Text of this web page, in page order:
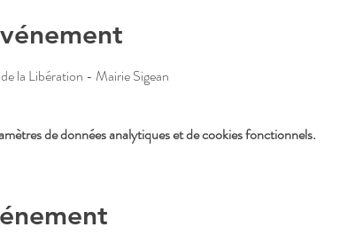
la Libération - Mairie Sigean
de données analytiques et de cookies fonctionnels.